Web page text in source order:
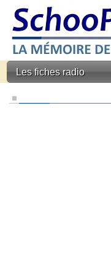
Les fiches radio